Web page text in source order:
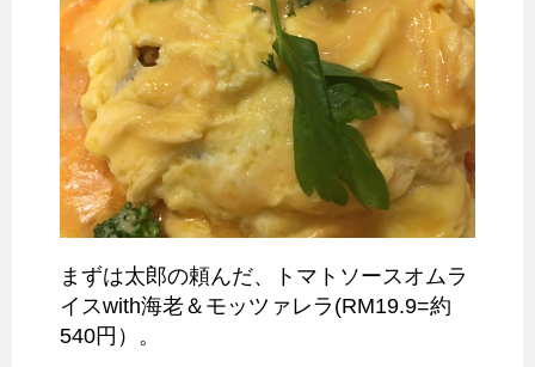
まずは太郎の頼んだ、トマトソースオムラ
イスwith海老＆モッツァレラ(RM19.9=約
540円）。